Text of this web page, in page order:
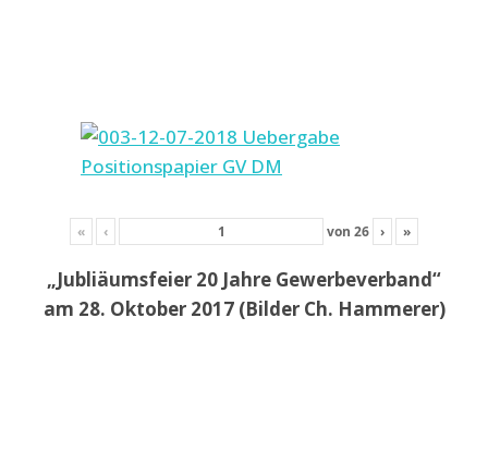
« ‹ von 26 › »
„Jubliäumsfeier 20 Jahre Gewerbeverband“
am 28. Oktober 2017 (Bilder Ch. Hammerer)